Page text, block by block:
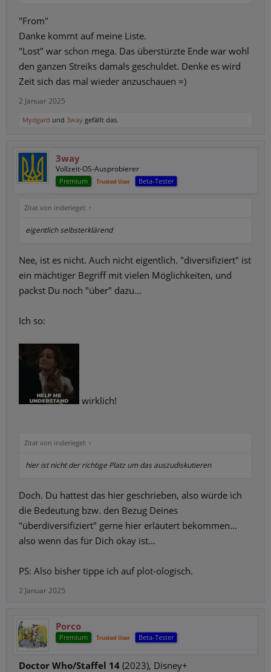
"From"
Danke kommt auf meine Liste.
"Lost" war schon mega. Das überstürzte Ende war wohl
den ganzen Streiks damals geschuldet. Denke es wird
Zeit sich das mal wieder anzuschauen =)
2 Januar 2025
Mydgard und 3way gefällt das.
3way
Vollzeit-OS-Ausprobierer
Premium Trusted User Beta-Tester
Zitat von inderiegel: ↑
eigentlich selbsterklärend
Nee, ist es nicht. Auch nicht eigentlich. "diversifiziert" ist
ein mächtiger Begriff mit vielen Möglichkeiten, und
packst Du noch "über" dazu...
Ich so:
wirklich!
Zitat von inderiegel: ↑
hier ist nicht der richtige Platz um das auszudiskutieren
Doch. Du hattest das hier geschrieben, also würde ich
die Bedeutung bzw. den Bezug Deines
"überdiversifiziert" gerne hier erläutert bekommen...
also wenn das für Dich okay ist...
PS: Also bisher tippe ich auf plot-ologisch.
2 Januar 2025
Porco
Premium Trusted User Beta-Tester
Doctor Who/Staffel 14 (2023), Disney+